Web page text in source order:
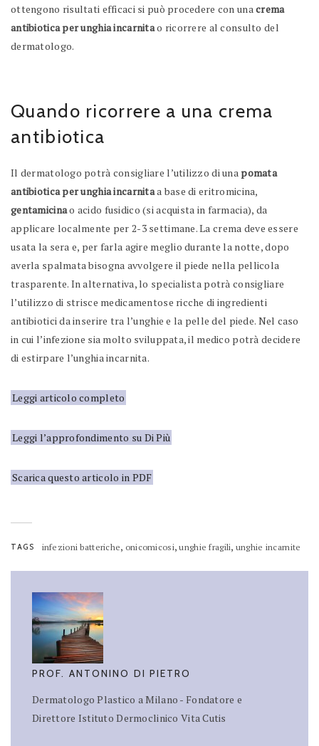
ottengono risultati efficaci si può procedere con unacrema
antibiotica per unghia incarnitao ricorrere al consulto del
dermatologo.
Quando ricorrere a una crema
antibiotica
Il dermatologo potrà consigliare l’utilizzo di unapomata
antibiotica per unghia incarnitaa base di eritromicina,
gentamicinao acido fusidico (si acquista in farmacia), da
applicare localmente per 2-3 settimane. La crema deve essere
usata la sera e, per farla agire meglio durante la notte, dopo
averla spalmata bisogna avvolgere il piede nella pellicola
trasparente. In alternativa, lo specialista potrà consigliare
l’utilizzo di strisce medicamentose ricche di ingredienti
antibiotici da inserire tra l’unghie e la pelle del piede. Nel caso
in cui l’infezione sia molto sviluppata, il medico potrà decidere
di estirpare l’unghia incarnita.
Leggi articolo completo
Leggi l’approfondimento su Di Più
Scarica questo articolo in PDF
TAGS infezioni batteriche, onicomicosi,unghie fragili, unghie incarnite
PROF. ANTONINO DI PIETRO
Dermatologo Plastico a Milano - Fondatore e
Direttore Istituto Dermoclinico Vita Cutis